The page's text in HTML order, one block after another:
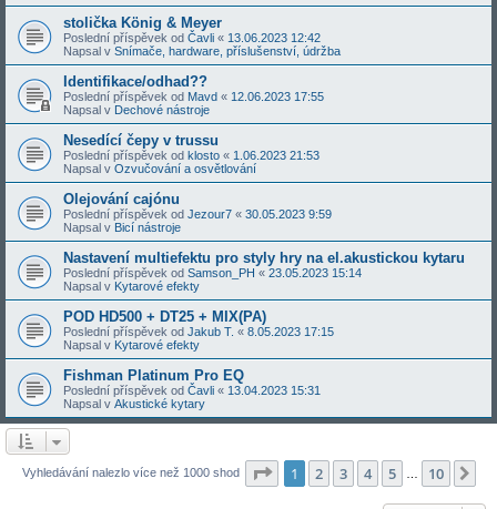
stolička König & Meyer
Poslední příspěvek od Čavli « 13.06.2023 12:42
Napsal v Snímače, hardware, příslušenství, údržba
Identifikace/odhad??
Poslední příspěvek od Mavd « 12.06.2023 17:55
Napsal v Dechové nástroje
Nesedící čepy v trussu
Poslední příspěvek od klosto « 1.06.2023 21:53
Napsal v Ozvučování a osvětlování
Olejování cajónu
Poslední příspěvek od Jezour7 « 30.05.2023 9:59
Napsal v Bicí nástroje
Nastavení multiefektu pro styly hry na el.akustickou kytaru
Poslední příspěvek od Samson_PH « 23.05.2023 15:14
Napsal v Kytarové efekty
POD HD500 + DT25 + MIX(PA)
Poslední příspěvek od Jakub T. « 8.05.2023 17:15
Napsal v Kytarové efekty
Fishman Platinum Pro EQ
Poslední příspěvek od Čavli « 13.04.2023 15:31
Napsal v Akustické kytary
Vyhledávání nalezlo více než 1000 shod Stránka z 10
1 2 3 4 5 10